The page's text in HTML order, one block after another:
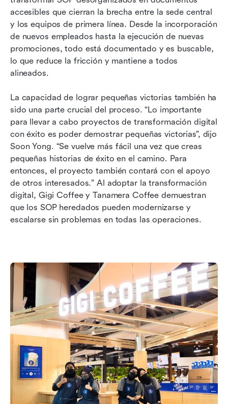
accesibles que cierran la brecha entre la sede central
y los equipos de primera línea. Desde la incorporación
de nuevos empleados hasta la ejecución de nuevas
promociones, todo está documentado y es buscable,
lo que reduce la fricción y mantiene a todos
alineados.
La capacidad de lograr pequeñas victorias también ha
sido una parte crucial del proceso. “Lo importante
para llevar a cabo proyectos de transformación digital
con éxito es poder demostrar pequeñas victorias”, dijo
Soon Yong. “Se vuelve más fácil una vez que creas
pequeñas historias de éxito en el camino. Para
entonces, el proyecto también contará con el apoyo
de otros interesados.” Al adoptar la transformación
digital, Gigi Coffee y Tanamera Coffee demuestran
que los SOP heredados pueden modernizarse y
escalarse sin problemas en todas las operaciones.